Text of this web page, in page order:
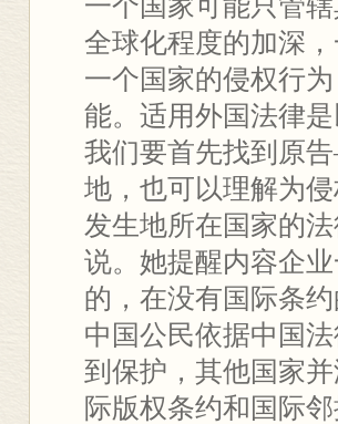
一个国家可能只管
全球化程度的加深
一个国家的侵权行
能。适用外国法律
我们要首先找到原
地，也可以理解为
发生地所在国家的
说。她提醒内容企
的，在没有国际条
中国公民依据中国
到保护，其他国家
际版权条约和国际